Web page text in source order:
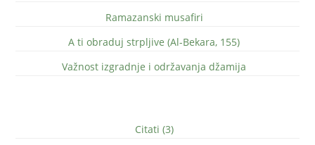
Ramazanski musafiri
A ti obraduj strpljive (Al-Bekara, 155)
Važnost izgradnje i održavanja džamija
Citati (3)